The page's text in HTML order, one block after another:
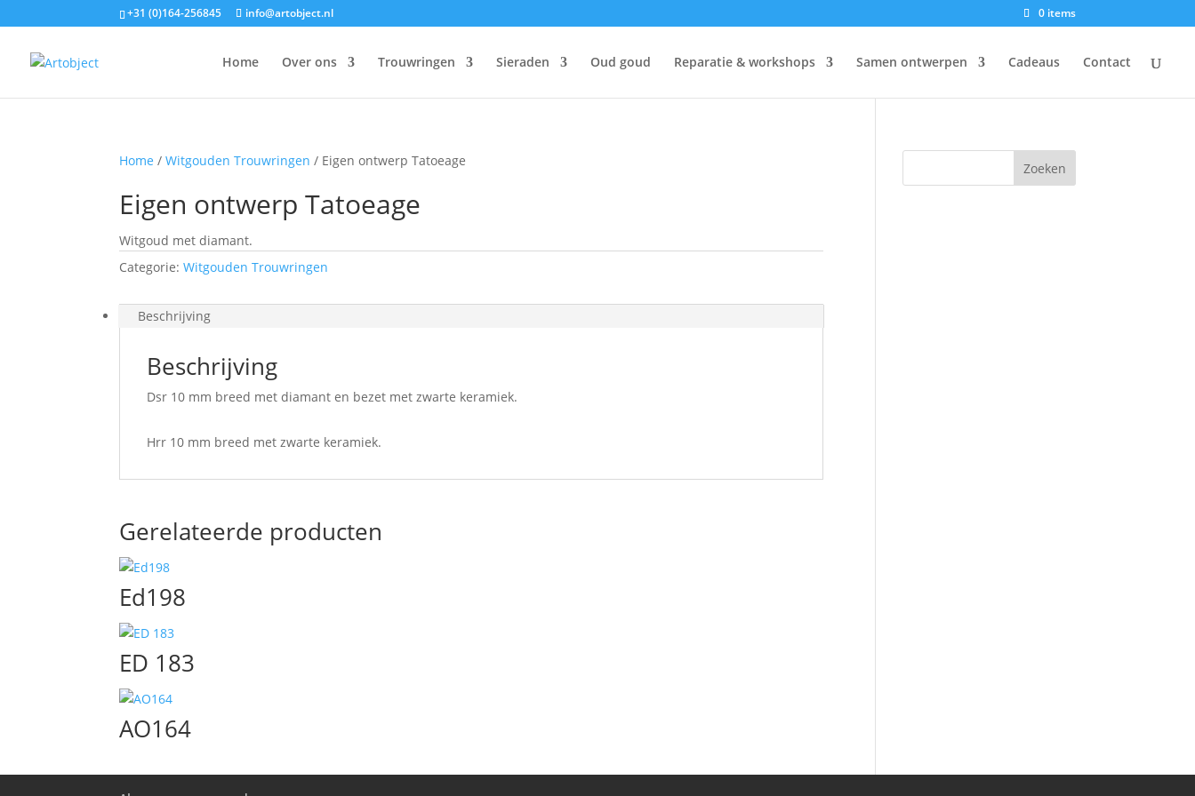
+31 (0)164-256845 info@artobject.nl 0 items
Home Over ons Trouwringen Sieraden Oud goud Reparatie & workshops Samen ontwerpen Cadeaus Contact
Home /Witgouden Trouwringen / Eigen ontwerp Tatoeage
Eigen ontwerp Tatoeage
Witgoud met diamant.
Categorie:Witgouden Trouwringen
Beschrijving
Beschrijving
Dsr 10 mm breed met diamant en bezet met zwarte keramiek.
Hrr 10 mm breed met zwarte keramiek.
Gerelateerde producten
Ed198
ED 183
AO164